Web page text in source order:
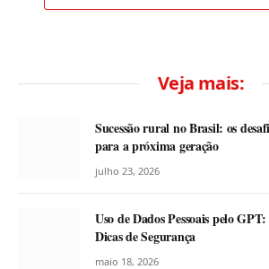
Veja mais:
Sucessão rural no Brasil: os
para a próxima geração
julho 23, 2026
Uso de Dados Pessoais pelo
Dicas de Segurança
maio 18, 2026